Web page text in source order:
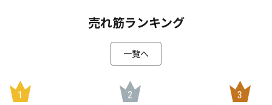
売れ筋ランキング
一覧へ